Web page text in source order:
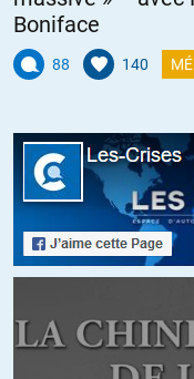
@Patrick
Désolé, si vous
peut pas être
Je vous laisse à
Boniface
88 140